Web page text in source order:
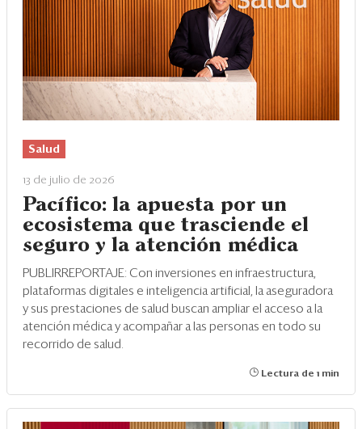
Salud
13 de julio de 2026
Pacífico: la apuesta por un
ecosistema que trasciende el
seguro y la atención médica
PUBLIRREPORTAJE: Con inversiones en infraestructura,
plataformas digitales e inteligencia artificial, la aseguradora
y sus prestaciones de salud buscan ampliar el acceso a la
atención médica y acompañar a las personas en todo su
recorrido de salud.
Lectura de 1 min